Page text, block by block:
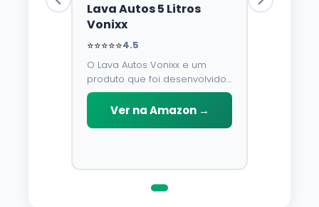
Lava Autos 5 Litros
Vonixx
⭐⭐⭐⭐⭐4.5
O Lava Autos Vonixx e um
produto que foi desenvolvido
para limpar, proteger e
conservar a lataria do veiculo.
Por possuir pH neutro, pode
Ver na Amazon →